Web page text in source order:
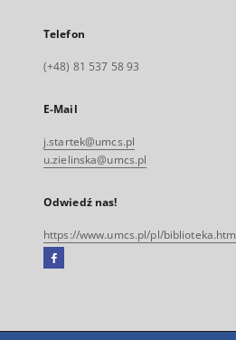
Telefon
(+48) 81 537 58 93
E-Mail
j.startek@umcs.pl
u.zielinska@umcs.pl
Odwiedź nas!
https://www.umcs.pl/pl/biblioteka.htm
Facebook
się